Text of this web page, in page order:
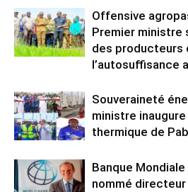
Offensive
Premier ministre
des producteurs
l’autosuffisance
Souveraineté
ministre
thermique de
Banque
nommé